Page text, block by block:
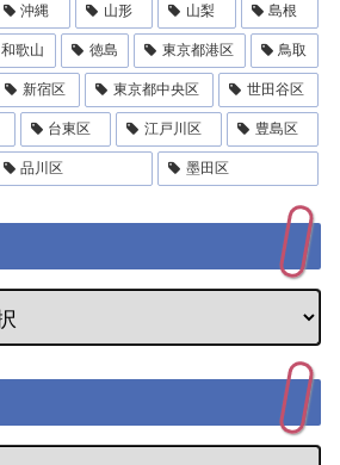
沖縄 山形 山梨 島根
和歌山 徳島 東京都港区 鳥取
新宿区 東京都中央区 世田谷区
台東区 江戸川区 豊島区
品川区 墨田区